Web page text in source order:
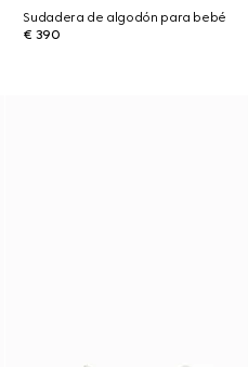
Sudadera de algodón para bebé
€ 390